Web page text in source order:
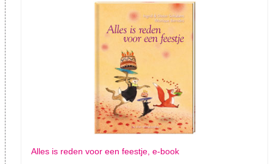
Alles is reden voor een feestje, e-book